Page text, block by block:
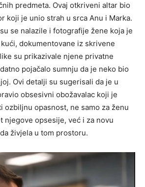
predmeta. Ovaj otkriveni altar bio
koji je unio strah u srca Anu i Marka.
se nalazile i fotografije žene koja je
dokumentovane iz skrivene
su prikazivale njene privatne
pojačalo sumnju da je neko bio
Ovi detalji su sugerisali da je u
obsesivni obožavalac koji je
ozbiljnu opasnost, ne samo za ženu
njegove opsesije, već i za novu
živjela u tom prostoru.